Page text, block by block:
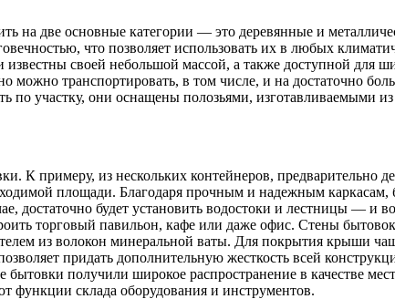
на две основные категории — это деревянные и
что позволяет использовать их в любых
своей небольшой массой, а также доступной для
можно транспортировать, в том числе, и на достаточно
участку, они оснащены полозьями, изготавливаемыми из
К примеру, из нескольких контейнеров, предварительно
площади. Благодаря прочным и надежным
достаточно будет установить водостоки и лестницы — и
торговый павильон, кафе или даже офис. Стены
из волокон минеральной ваты. Для покрытия крыши
придать дополнительную жесткость всей
получили широкое распространение в качестве
функции склада оборудования и инструментов.